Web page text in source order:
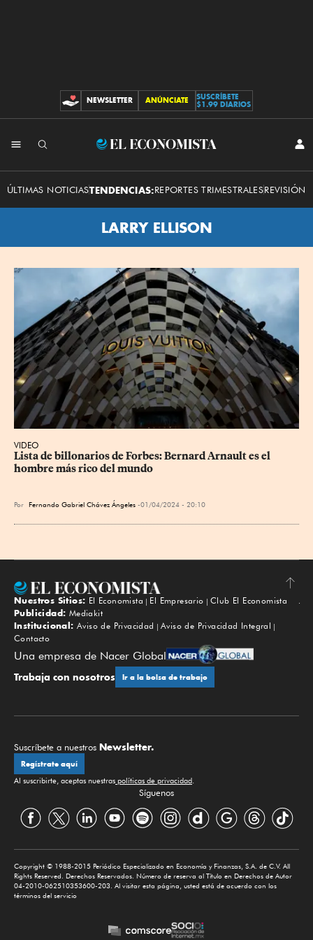
CONTRIBUCIONES
NEWSLETTER ANÚNCIATE
SUSCRÍBETE
$1.99 DIARIOS
El
Economista
ÚLTIMAS NOTICIASTENDENCIAS:REPORTES TRIMESTRALESREVISIÓN
LARRY ELLISON
VIDEO
Lista de billonarios de Forbes: Bernard Arnault es el
hombre más rico del mundo
Por Fernando Gabriel Chávez Ángeles 01/04/2024 - 20:10
Subir
Nuestros Sitios: El Economista El Empresario
Club El Economista
Publicidad: Mediakit
Institucional: Aviso de Privacidad
Aviso de Privacidad Integral
Contacto
Una empresa de Nacer Global
Trabaja con nosotros Ir a la bolsa de trabajo
Suscríbete a nuestros Newsletter.
Regístrate aquí
Al suscribirte, aceptas nuestras políticas de privacidad.
Síguenos
Copyright © 1988-2015 Periódico Especializado en Economía y Finanzas, S.A. de C.V. All
Rights Reserved. Derechos Reservados. Número de reserva al Título en Derechos de Autor
04-2010-062510353600-203. Al visitar esta página, usted está de acuerdo con los
términos del servicio